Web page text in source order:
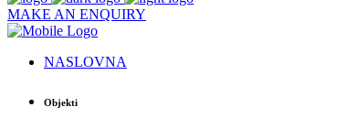
MAKE AN ENQUIRY
NASLOVNA
Objekti